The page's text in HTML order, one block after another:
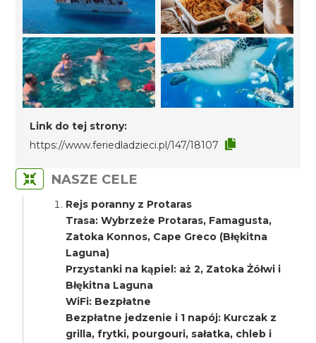
Link do tej strony:
https://www.feriedladzieci.pl/147/18107
NASZE CELE
Rejs poranny z Protaras
Trasa: Wybrzeże Protaras, Famagusta,
Zatoka Konnos, Cape Greco (Błękitna
Laguna)
Przystanki na kąpiel: aż 2, Zatoka Żółwi i
Błękitna Laguna
WiFi: Bezpłatne
Bezpłatne jedzenie i 1 napój: Kurczak z
grilla, frytki, pourgouri, sałatka, chleb i